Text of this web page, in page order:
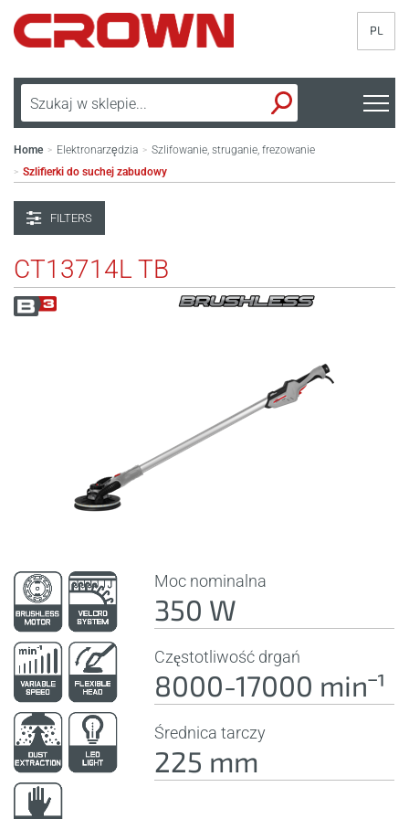
PL
Home > Elektronarzędzia > Szlifowanie, struganie, frezowanie
> Szlifierki do suchej zabudowy
FILTERS
CT13714L TB
Moc nominalna
350 W
Częstotliwość drgań
8000-17000 minˉ¹
Średnica tarczy
225 mm